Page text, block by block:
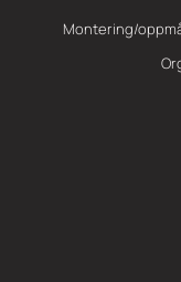
Montering/